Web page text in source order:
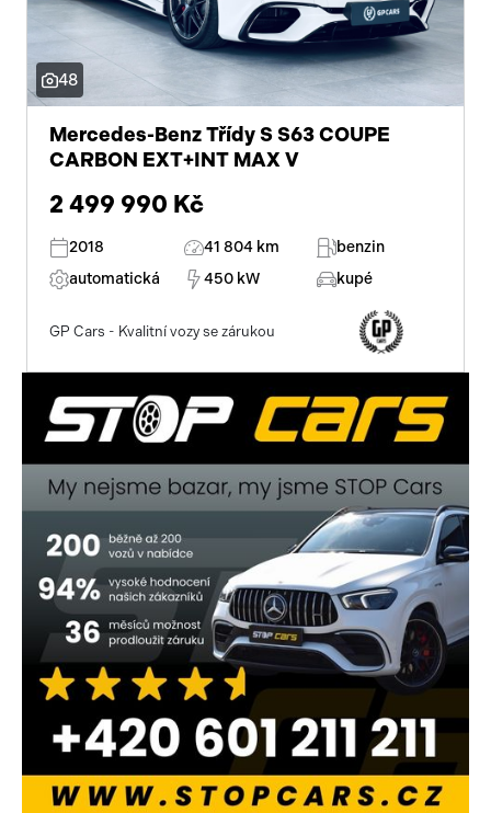
aut. stavitelný volant při nástupu
panoramatická střecha
airbag řidiče
sportovní podvozek
zaslepení zámků
senzor opotřebení brzdových destiček
bi-xenonové světlomety
regulace tuhosti podvozku
xenonové světlomety
bluetooth
palubní počítač
USB
autorádio
multifunkční volant
48
Mercedes-Benz Třídy S S63 COUPE
CARBON EXT+INT MAX V
2 499 990 Kč
2018 41 804 km
benzin
automatická
450 kW kupé
GP Cars - Kvalitní vozy se zárukou